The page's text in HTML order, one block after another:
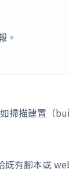
。
掃描建置（
既有腳本或